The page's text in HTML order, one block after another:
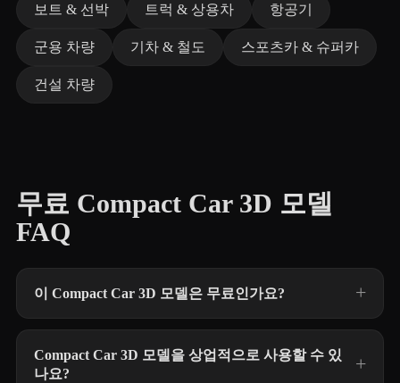
보트 & 선박 트럭 & 상용차 항공기
군용 차량 기차 & 철도 스포츠카 & 슈퍼카
건설 차량
무료 Compact Car 3D 모델
FAQ
이 Compact Car 3D 모델은 무료인가요?
Compact Car 3D 모델을 상업적으로 사용할 수 있
나요?